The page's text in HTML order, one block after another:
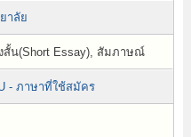
าลัย
น(Short Essay), สัมภาษณ์
- ภาษาที่ใช้สมัคร